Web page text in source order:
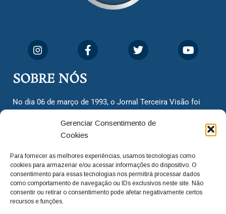
Gerenciar Consentimento de
Cookies
Para fornecer as melhores experiências, usamos tecnologias como
cookies para armazenar e/ou acessar informações do dispositivo. O
consentimento para essas tecnologias nos permitirá processar dados
como comportamento de navegação ou IDs exclusivos neste site. Não
consentir ou retirar o consentimento pode afetar negativamente certos
recursos e funções.
SOBRE NÓS
No dia 06 de março de 1993, o Jornal Terceira Visão foi
cidadãos valinhenses, já que naquela época só existiam
dois jornais. Há mais de 30 anos, o jornal continua
com o foco de trazer as melhores notícias. Nunca
deixamos de lado as necessidades do cidadão, sempre
questionando os órgãos públicos em busca de melhorias
para a cidade e sempre cobrando resoluções para casos